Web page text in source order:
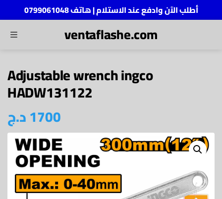
أطلب الآن وادفع عند الاستلام | هاتف 0799061048
MENU ventaflashe.com
Adjustable wrench ingco
HADW131122
1700د.ج